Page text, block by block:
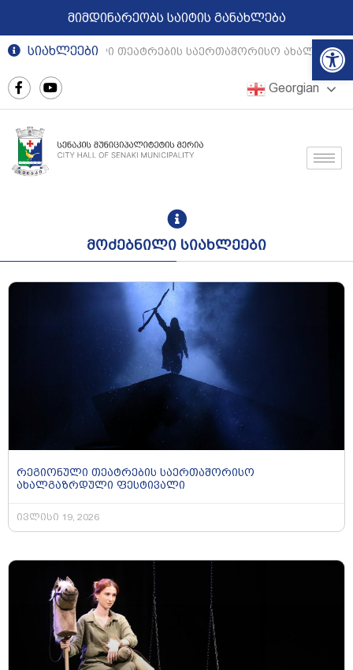
მიმდინარეობს საიტის განახლება
სიახლეები
რეგიონული თეატრების საერთაშორისო
Georgian
მოძებნილი სიახლეები
რეგიონული თეატრების საერთაშორისო
ახალგაზრდული ფესტივალი
ივლისი 19, 2026